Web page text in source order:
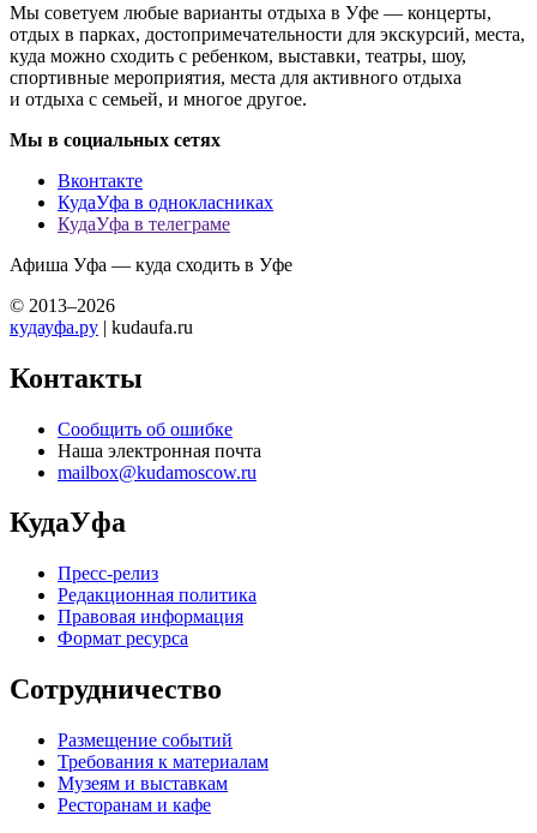
Мы советуем любые варианты отдыха в Уфе — концерты,
отдых в парках, достопримечательности для экскурсий, места,
куда можно сходить с ребенком, выставки, театры, шоу,
спортивные мероприятия, места для активного отдыха
и отдыха с семьей, и многое другое.
Мы в социальных сетях
Вконтакте
КудаУфа в однокласниках
КудаУфа в телеграме
Афиша Уфа — куда сходить в Уфе
© 2013–2026
кудауфа.ру | kudaufa.ru
Контакты
Сообщить об ошибке
Наша электронная почта
mailbox@kudamoscow.ru
КудаУфа
Пресс-релиз
Редакционная политика
Правовая информация
Формат ресурса
Сотрудничество
Размещение событий
Требования к материалам
Музеям и выставкам
Ресторанам и кафе